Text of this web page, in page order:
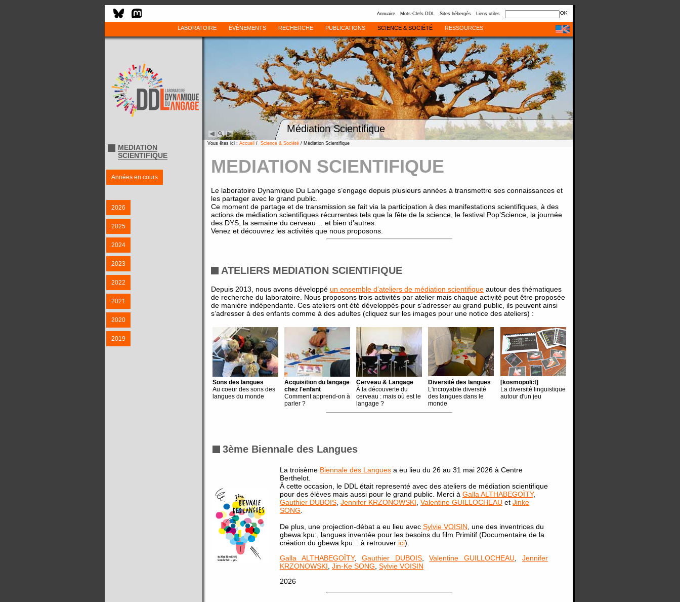
Annuaire Mots-Clefs DDL Sites hébergés Liens utiles
LABORATOIRE ÉVÈNEMENTS RECHERCHE PUBLICATIONS SCIENCE & SOCIÉTÉ RESSOURCES
Médiation Scientifique
MEDIATION
SCIENTIFIQUE
Années en cours
2026
2025
2024
2023
2022
2021
2020
2019
Vous êtes ici : Accueil / Science & Société / Médiation Scientifique
MEDIATION SCIENTIFIQUE
Le laboratoire Dynamique Du Langage s’engage depuis plusieurs années à transmettre ses connaissances et
les partager avec le grand public.
Ce moment de partage et de transmission se fait via la participation à des manifestations scientifiques, à des
actions de médiation scientifiques récurrentes tels que la fête de la science, le festival Pop’Science, la journée
des DYS, la semaine du cerveau… et bien d’autres.
Venez et découvrez les activités que nous proposons.
ATELIERS MEDIATION SCIENTIFIQUE
Depuis 2013, nous avons développé un ensemble d’ateliers de médiation scientifique autour des thématiques
de recherche du laboratoire. Nous proposons trois activités par atelier mais chaque activité peut être proposée
de manière indépendante. Ces ateliers ont été développés pour s’adresser au grand public, ils peuvent ainsi
s’adresser à des enfants comme à des adultes (cliquez sur les images pour une notice des ateliers) :
Sons des langues
Au coeur des sons des
langues du monde
Acquisition du langage
chez l'enfant
Comment apprend-on à
parler ?
Cerveau & Langage
À la découverte du
cerveau : mais où est le
langage ?
Diversité des langues
L'incroyable diversité
des langues dans le
monde
[kosmopoli:t]
La diversité linguistique
autour d'un jeu
3ème Biennale des Langues
La troisème Biennale des Langues a eu lieu du 26 au 31 mai 2026 à Centre
Berthelot.
À cette occasion, le DDL était representé avec des ateliers de médiation scientifique
pour des élèves mais aussi pour le grand public. Merci à Galla ALTHABEGOÏTY,
Gauthier DUBOIS Jennifer KRZONOWSKI Valentine GUILLOCHEAU et Jinke
SONG
De plus, une projection-débat a eu lieu avec Sylvie VOISIN , une des inventrices du
gbewa:kpu:, langues inventée pour les besoins du film Primitif (Documentaire de la
création du gbewa:kpu: : à retrouver ici).
Galla ALTHABEGOÏTY, Gauthier DUBOIS,Valentine GUILLOCHEAU ,Jennifer
KRZONOWSKI Jin-Ke SONG Sylvie VOISIN
2026